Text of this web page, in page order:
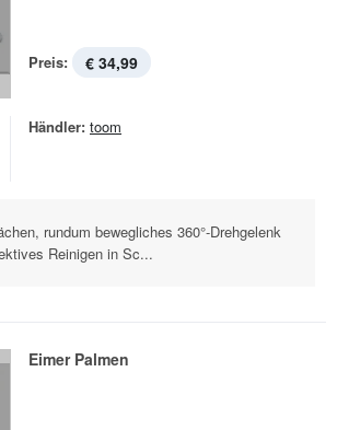
Preis: € 34,99
Händler: toom
rundum bewegliches 360°-Drehgelenk
Reinigen in Sc...
Eimer Palmen